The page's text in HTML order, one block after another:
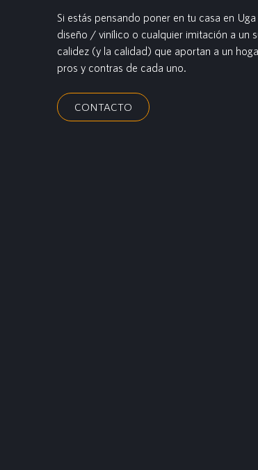
Si estás pensando poner en tu casa en
diseño / vinílico o cualquier imitación a un
calidez (y la calidad) que aportan a un
pros y contras de cada uno.
CONTACTO